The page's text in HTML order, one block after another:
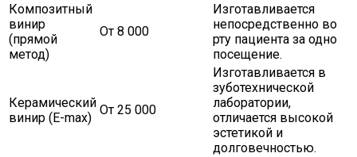
Композитный
винир
(прямой
метод)
От 8 000
Изготавливается
непосредственно во
рту пациента за одно
посещение.
Керамический
винир (E-max)
От 25 000
Изготавливается в
зуботехнической
лаборатории,
отличается высокой
эстетикой и
долговечностью.